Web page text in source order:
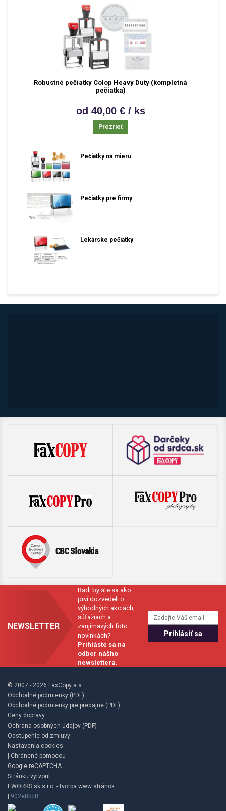
Robustné pečiatky Colop Heavy Duty (kompletná
pečiatka)
od 40,00 € / ks
Prezrieť
Pečiatky na mieru
Pečiatky pre firmy
Lekárske pečiatky
NEWSLETTER
Radi by ste sa ako
prví dozvedeli o
výhodných akciách,
súťažiach a
zaujímavých foto
novinkách?
Prihláste sa na
odber nášho
newslettera.
© 2007 - 2026 FaxCopy a.s.
Obchodné podmienky (PDF)
Obchodné podmienky pre predajne (PDF)
Ceny dopravy
Ochrana osobných údajov (PDF)
Odstúpenie od zmluvy
Nastavenia cookies
| Chránené pomocou
Google reCAPTCHA
Stránku vytvoril:
EWORKS.sk s.r.o. - tvorba www stránok
902e8bc8